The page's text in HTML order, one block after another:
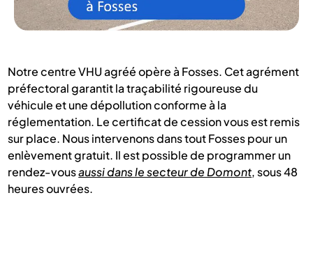
Notre centre VHU agréé opère à Fosses. Cet agrément
préfectoral garantit la traçabilité rigoureuse du
véhicule et une dépollution conforme à la
réglementation. Le certificat de cession vous est remis
sur place. Nous intervenons dans tout Fosses pour un
enlèvement gratuit. Il est possible de programmer un
rendez-vousaussi dans le secteur de Domont, sous 48
heures ouvrées.